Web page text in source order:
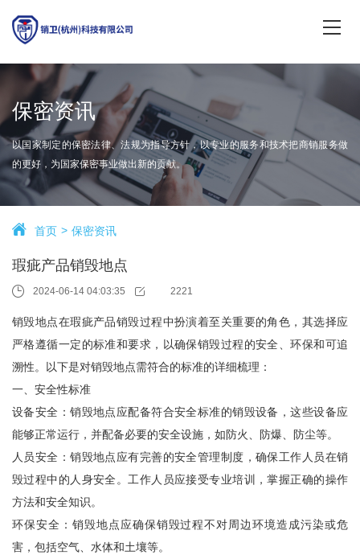
保密资讯
以国家制定的保密法律、法规为指导方针，以专业的服务和技术把商销服务做
的更好，为国家保密事业做出新的贡献。
首页 保密资讯
瑕疵产品销毁地点
2024-06-14 04:03:35 2221
销毁地点在瑕疵产品销毁过程中扮演着至关重要的角色，其选择应
严格遵循一定的标准和要求，以确保销毁过程的安全、环保和可追
溯性。以下是对销毁地点需符合的标准的详细梳理：
一、安全性标准
设备安全：销毁地点应配备符合安全标准的销毁设备，这些设备应
能够正常运行，并配备必要的安全设施，如防火、防爆、防尘等。
人员安全：销毁地点应有完善的安全管理制度，确保工作人员在销
毁过程中的人身安全。工作人员应接受专业培训，掌握正确的操作
方法和安全知识。
环保安全：销毁地点应确保销毁过程不对周边环境造成污染或危
害，包括空气、水体和土壤等。